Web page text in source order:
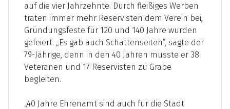
auf die vier Jahrzehnte. Durch fleißiges Werben
traten immer mehr Reservisten dem Verein bei,
Gründungsfeste für 120 und 140 Jahre wurden
gefeiert. „Es gab auch Schattenseiten“, sagte der
79-Jährige, denn in den 40 Jahren musste er 38
Veteranen und 17 Reservisten zu Grabe
begleiten.
„40 Jahre Ehrenamt sind auch für die Stadt